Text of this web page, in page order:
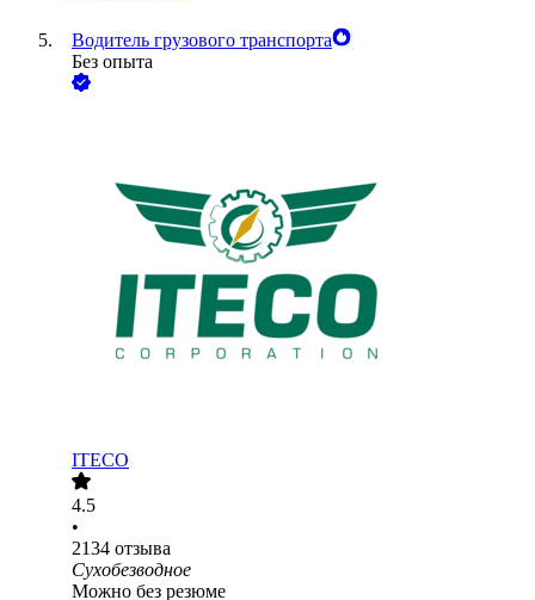
Водитель грузового транспорта
Без опыта
ITECO
4.5
•
2134 отзыва
Сухобезводное
Можно без резюме